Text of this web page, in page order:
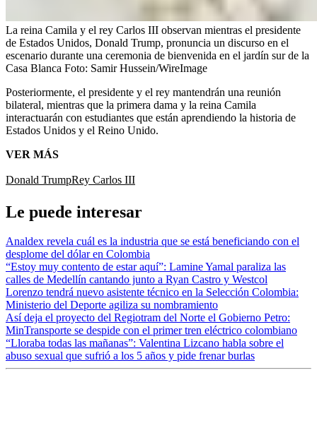
La reina Camila y el rey Carlos III observan mientras el presidente
de Estados Unidos, Donald Trump, pronuncia un discurso en el
escenario durante una ceremonia de bienvenida en el jardín sur de la
Casa Blanca Foto: Samir Hussein/WireImage
Posteriormente, el presidente y el rey mantendrán una reunión
bilateral, mientras que la primera dama y la reina Camila
interactuarán con estudiantes que están aprendiendo la historia de
Estados Unidos y el Reino Unido.
VER MÁS
Donald TrumpRey Carlos III
Le puede interesar
Analdex revela cuál es la industria que se está beneficiando con el
desplome del dólar en Colombia
“Estoy muy contento de estar aquí”: Lamine Yamal paraliza las
calles de Medellín cantando junto a Ryan Castro y Westcol
Lorenzo tendrá nuevo asistente técnico en la Selección Colombia:
Ministerio del Deporte agiliza su nombramiento
Así deja el proyecto del Regiotram del Norte el Gobierno Petro:
MinTransporte se despide con el primer tren eléctrico colombiano
“Lloraba todas las mañanas”: Valentina Lizcano habla sobre el
abuso sexual que sufrió a los 5 años y pide frenar burlas